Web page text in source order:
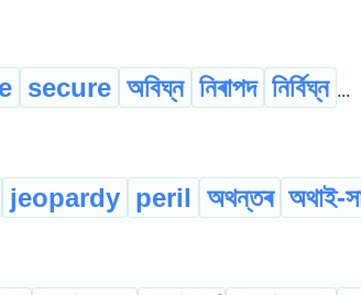
secure অবিঘ্ন নিৰাপদ নিৰ্বিঘ্ন ...
jeopardy peril অথন্তৰ অথাই-